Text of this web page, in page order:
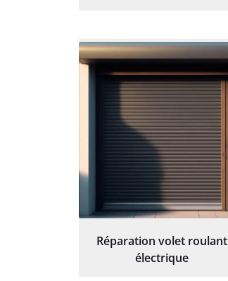
Réparation volet roulant
électrique